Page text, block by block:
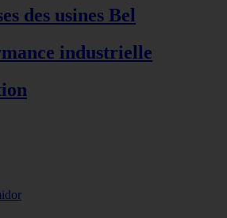
des usines Bel
industrielle